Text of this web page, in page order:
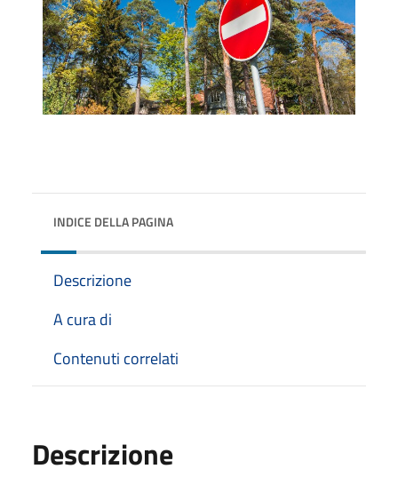
INDICE DELLA PAGINA
Descrizione
A cura di
Contenuti correlati
Descrizione